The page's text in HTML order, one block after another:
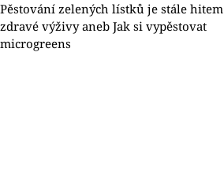
Pěstování zelených lístků je stále hitem
zdravé výživy aneb Jak si vypěstovat
microgreens